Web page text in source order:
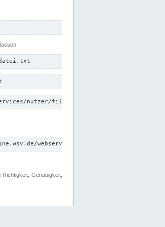
nutzer/files/testdatei.txt"
webservices/nutzer/files"
Genauigkeit,